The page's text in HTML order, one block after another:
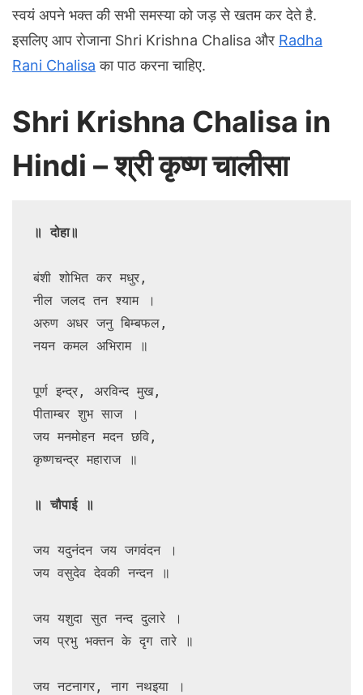
स्वयं अपने भक्त की सभी समस्या को जड़ से खतम कर देते है.
इसलिए आप रोजाना Shri Krishna Chalisa और Radha
Rani Chalisa का पाठ करना चाहिए.
Shri Krishna Chalisa in
Hindi – श्री कृष्ण चालीसा
॥ दोहा॥
बंशी शोभित कर मधुर,
नील जलद तन श्याम ।
अरुण अधर जनु बिम्बफल,
नयन कमल अभिराम ॥
पूर्ण इन्द्र, अरविन्द मुख,
पीताम्बर शुभ साज ।
जय मनमोहन मदन छवि,
कृष्णचन्द्र महाराज ॥
जय यदुनंदन जय जगवंदन ।
जय वसुदेव देवकी नन्दन ॥
जय यशुदा सुत नन्द दुलारे ।
जय प्रभु भक्तन के दृग तारे ॥
जय नटनागर, नाग नथइया ।